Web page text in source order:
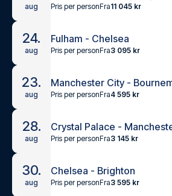
aug Pris per personFra11 045 kr
24.
aug
Fulham - Chelsea
Pris per personFra3 095 kr
23.
aug
Manchester City -
Pris per personFra4 595 kr
28.
aug
Crystal Palace -
Pris per personFra3 145 kr
30.
aug
Chelsea - Brighton
Pris per personFra3 595 kr